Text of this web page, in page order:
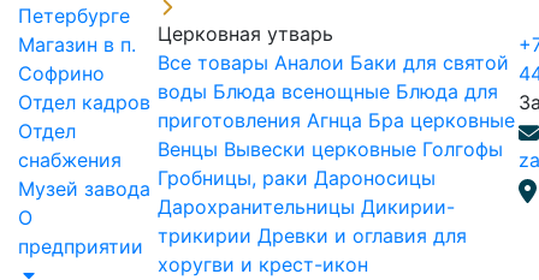
Петербурге
Магазин в п.
Софрино
Отдел кадров
Отдел
снабжения
Музей завода
О
предприятии
Церковная утварь
Все товары Аналои Баки для святой
воды Блюда всенощные Блюда для
приготовления Агнца Бра церковные
Венцы Вывески церковные Голгофы
Гробницы, раки Дароносицы
Дарохранительницы Дикирии-
трикирии Древки и оглавия для
хоругви и крест-икон